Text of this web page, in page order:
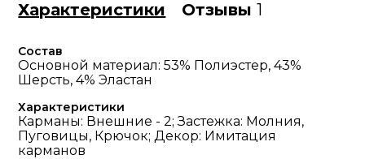
Характеристики Отзывы1
Состав
Основной материал: 53% Полиэстер, 43%
Шерсть, 4% Эластан
Характеристики
Карманы: Внешние - 2; Застежка: Молния,
Пуговицы, Крючок; Декор: Имитация
карманов